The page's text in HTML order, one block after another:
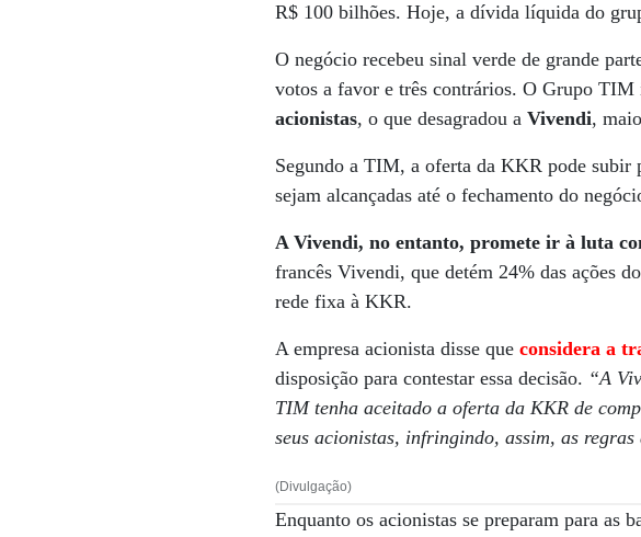
R$ 100 bilhões. Hoje, a dívida líquida do
O negócio recebeu sinal verde de grande
votos a favor e três contrários. O Grupo TIM
acionistas, o que desagradou aVivendi,
Segundo a TIM, a oferta da KKR pode subir
sejam alcançadas até o fechamento do
A Vivendi, no entanto, promete ir à luta
francês Vivendi, que detém 24% das ações
rede fixa à KKR.
A empresa acionista disse queconsidera a
disposição para contestar essa decisão. “A
TIM tenha aceitado a oferta da KKR de
seus acionistas, infringindo, assim, as
(Divulgação)
Enquanto os acionistas se preparam para as